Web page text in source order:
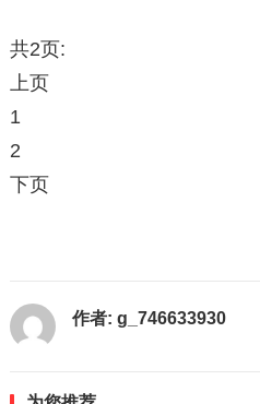
共2页:
上页
1
2
下页
作者: g_746633930